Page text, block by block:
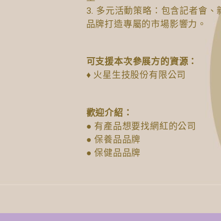
3. 多元活動策略：包含記者會
品牌打造專屬的市場影響力。
可支援本次參展方的資源：
♦ 火星生技股份有限公司
歡迎介紹：
● 有產品想要找網紅的公司
● 保養品品牌
● 保健品品牌